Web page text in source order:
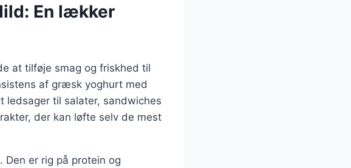
En lækker
at tilføje smag og friskhed til
af græsk yoghurt med
ledsager til salater, sandwiches
der kan løfte selv de mest
er rig på protein og